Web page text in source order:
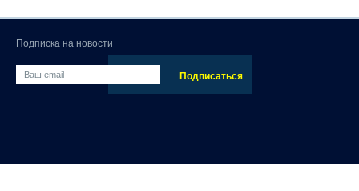
Подписка на новости